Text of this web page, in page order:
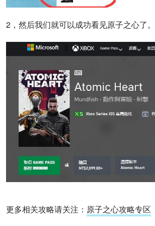
2，然后我们就可以成功看见原子之心了。
更多相关攻略请关注： 原子之心攻略专区